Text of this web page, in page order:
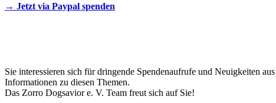
→ Jetzt via Paypal spenden
Sie interessieren sich für dringende Spendenaufrufe und Neuigkeiten
Informationen zu diesen Themen.
Das Zorro Dogsavior e. V. Team freut sich auf Sie!